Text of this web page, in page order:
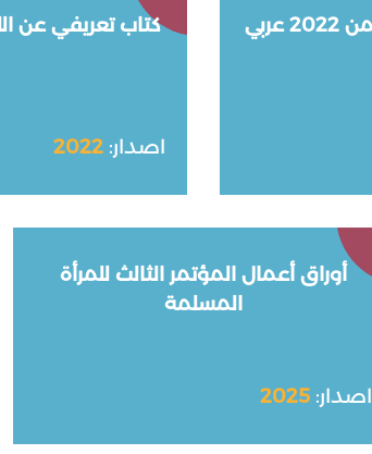
تقرير وضع المرأة في اليمن 2022 عربي
كتاب تعريفي عن
اصدار: 2022
أوراق أعمال المؤتمر الثالث للمرأة
المسلمة
اصدار: 2025